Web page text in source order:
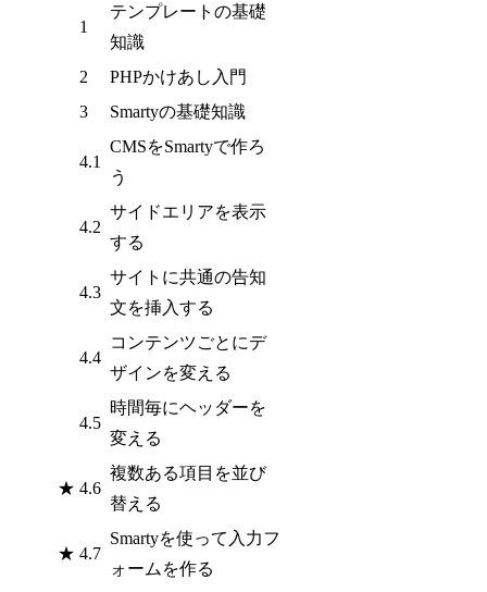
1
テンプレートの基礎
知識
2
PHPかけあし入門
3
Smartyの基礎知識
4.1
CMSをSmartyで作ろ
う
4.2
サイドエリアを表示
する
4.3
サイトに共通の告知
文を挿入する
4.4
コンテンツごとにデ
ザインを変える
4.5
時間毎にヘッダーを
変える
★ 4.6
複数ある項目を並び
替える
★ 4.7
Smartyを使って入力フ
ォームを作る